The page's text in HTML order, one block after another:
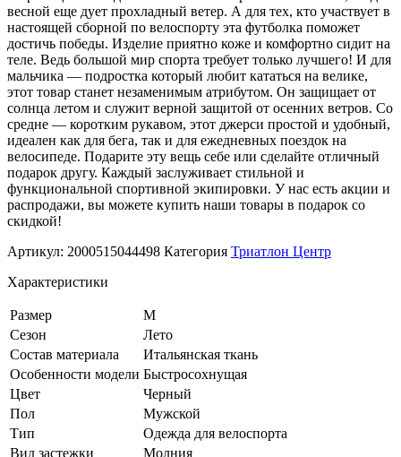
весной еще дует прохладный ветер. А для тех, кто участвует в
настоящей сборной по велоспорту эта футболка поможет
достичь победы. Изделие приятно коже и комфортно сидит на
теле. Ведь большой мир спорта требует только лучшего! И для
мальчика — подростка который любит кататься на велике,
этот товар станет незаменимым атрибутом. Он защищает от
солнца летом и служит верной защитой от осенних ветров. Со
средне — коротким рукавом, этот джерси простой и удобный,
идеален как для бега, так и для ежедневных поездок на
велосипеде. Подарите эту вещь себе или сделайте отличный
подарок другу. Каждый заслуживает стильной и
функциональной спортивной экипировки. У нас есть акции и
распродажи, вы можете купить наши товары в подарок со
скидкой!
Артикул: 2000515044498 Категория Триатлон Центр
Характеристики
Размер
M
Сезон
Лето
Состав материала
Итальянская ткань
Особенности модели Быстросохнущая
Цвет
Черный
Пол
Мужской
Тип
Одежда для велоспорта
Вид застежки
Молния